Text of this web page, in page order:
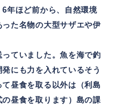
年ほど前から、自然環境
た名物の大型サザエや伊
ていました。魚を海で釣
にも力を入れているそう
昼食を取る以外は（利島
昼食を取ります）島の課